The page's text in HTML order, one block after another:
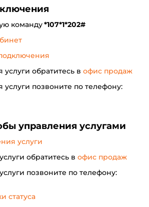
команду*107*1*202#
обратитесь в офис продаж
позвоните по телефону:
управления услугами
услуги
обратитесь в офис продаж
позвоните по телефону:
статуса